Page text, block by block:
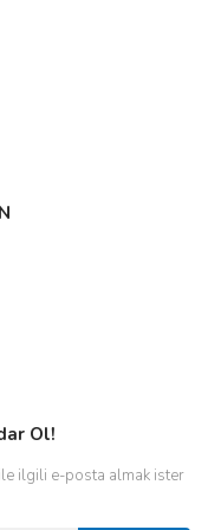
Ol!
ilgili e-posta almak ister